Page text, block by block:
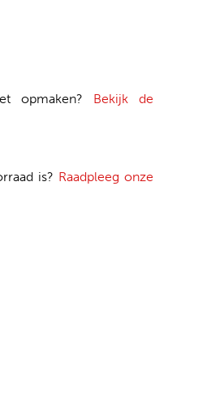
opmaken? Bekijk de
is? Raadpleeg onze